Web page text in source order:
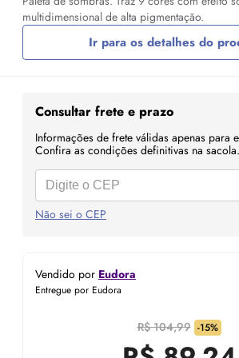
multidimensional de alta pigmentação.
Ir para os detalhes do
Consultar frete e prazo
Informações de frete válidas apenas para
Confira as condições definitivas na sacola.
Não sei o CEP
Vendido por Eudora
Entregue por Eudora
R$ 104,99 -15%